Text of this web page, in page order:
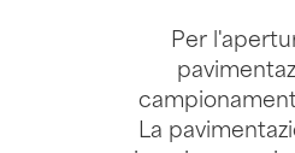
Per
La